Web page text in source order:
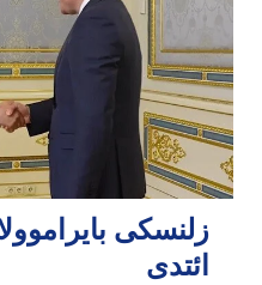
زلنسکی
ائتدی